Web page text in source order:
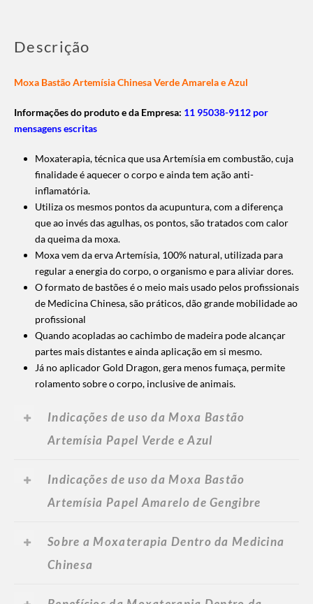
Descrição
Moxa Bastão Artemísia Chinesa Verde Amarela e Azul
Informações do produto e da Empresa: 11 95038-9112 por
mensagens escritas
Moxaterapia, técnica que usa Artemísia em combustão, cuja
finalidade é aquecer o corpo e ainda tem ação anti-
inflamatória.
Utiliza os mesmos pontos da acupuntura, com a diferença
que ao invés das agulhas, os pontos, são tratados com calor
da queima da moxa.
Moxa vem da erva Artemísia, 100% natural, utilizada para
regular a energia do corpo, o organismo e para aliviar dores.
O formato de bastões é o meio mais usado pelos profissionais
de Medicina Chinesa, são práticos, dão grande mobilidade ao
profissional
Quando acopladas ao cachimbo de madeira pode alcançar
partes mais distantes e ainda aplicação em si mesmo.
Já no aplicador Gold Dragon, gera menos fumaça, permite
rolamento sobre o corpo, inclusive de animais.
Indicações de uso da Moxa Bastão
Artemísia Papel Verde e Azul
Indicações de uso da Moxa Bastão
Artemísia Papel Amarelo de Gengibre
Sobre a Moxaterapia Dentro da Medicina
Chinesa